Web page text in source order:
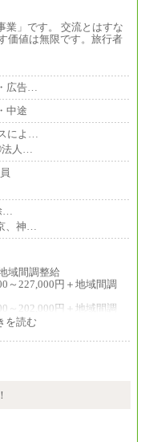
業」です。 交流とはすな
価値は無限です。旅行者
広告…
中途
によ…
人…
…
、神…
域間調整給
227,000円＋地域間調
202,000円＋地域間調
円
よりご確認ください。
読む